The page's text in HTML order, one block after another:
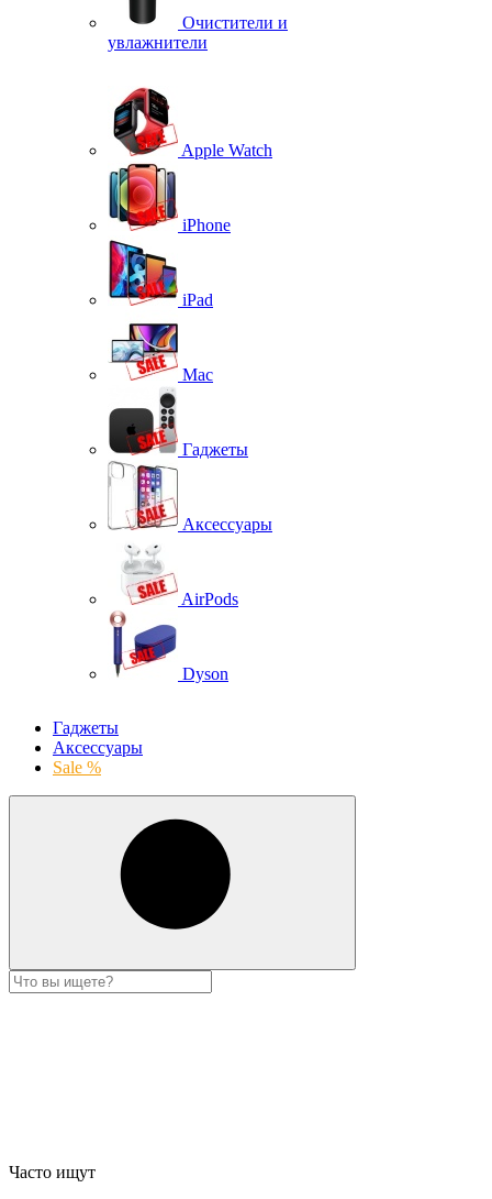
Очистители и
увлажнители
Apple Watch
iPhone
iPad
Mac
Гаджеты
Аксессуары
AirPods
Dyson
Гаджеты
Аксессуары
Sale %
Часто ищут